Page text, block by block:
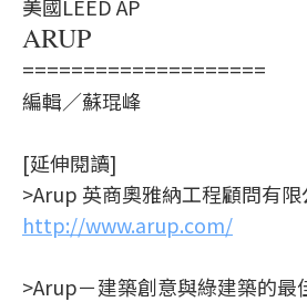
美國LEED AP
ARUP
====================
編輯／蘇琨峰
[延伸閱讀]
>Arup 英商奧雅納工程顧問有限
http://www.arup.com/
>Arup－建築創意與綠建築的最